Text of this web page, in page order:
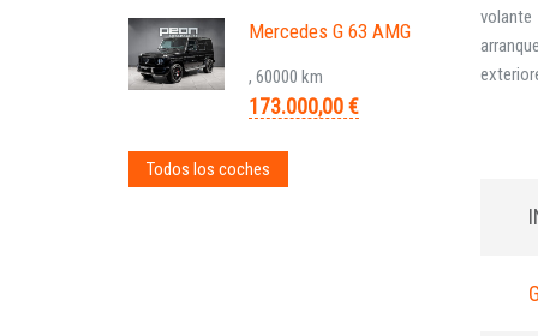
Mercedes G 63 AMG
, 60000 km
173.000,00 €
Todos los coches